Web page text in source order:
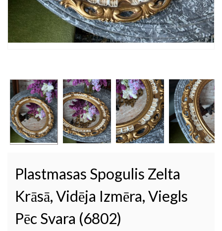
Plastmasas Spogulis Zelta
Krāsā, Vidēja Izmēra, Viegls
Pēc Svara (6802)